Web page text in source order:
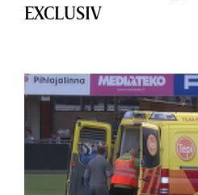
EXCLUSIV